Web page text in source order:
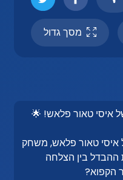
מסך גדול
איסי טאור פלאש! 🌟
איסי טאור פלאש, משחק
ההבדל בין הצלחה
הקפוא?